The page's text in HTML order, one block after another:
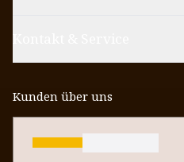
Kunden über uns